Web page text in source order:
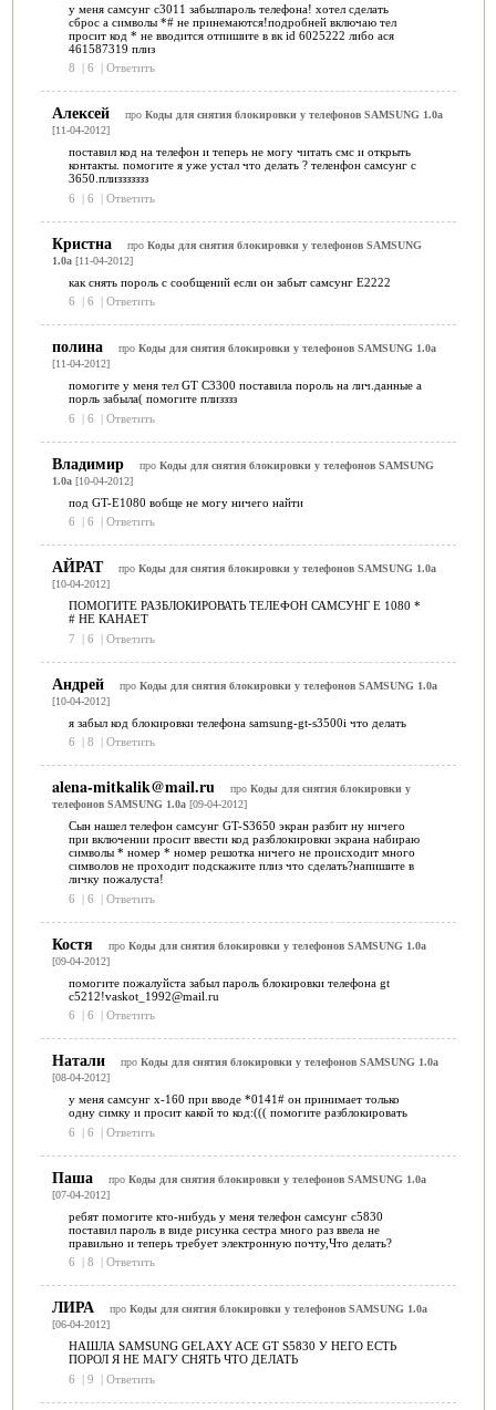
у меня самсунг с3011 забылпароль телефона! хотел сделать
сброс а символы *# не принемаются!подробней включаю тел
просит код * не вводится отпишите в вк id 6025222 либо ася
461587319 плиз
8
| 6 | Ответить
Алексей про Коды для снятия блокировки у телефонов SAMSUNG 1.0a
[11-04-2012]
поставил код на телефон и теперь не могу читать cмс и открыть
контакты. помогите я уже устал что делать ? теленфон самсунг с
3650.плиззззззз
6
| 6 | Ответить
Кристна про Коды для снятия блокировки у телефонов SAMSUNG
1.0a[11-04-2012]
как снять пороль с сообщений если он забыт самсунг Е2222
6
| 6 | Ответить
полина про Коды для снятия блокировки у телефонов SAMSUNG 1.0a
[11-04-2012]
помогите у меня тел GT C3300 поставила пороль на лич.данные а
порль забыла( помогите плизззз
6
| 6 | Ответить
Владимир про Коды для снятия блокировки у телефонов SAMSUNG
1.0a[10-04-2012]
под GT-E1080 вобще не могу ничего найти
6
| 6 | Ответить
АЙРАТ про Коды для снятия блокировки у телефонов SAMSUNG 1.0a
[10-04-2012]
ПОМОГИТЕ РАЗБЛОКИРОВАТЬ ТЕЛЕФОН САМСУНГ Е 1080 *
# НЕ КАНАЕТ
7
| 6 | Ответить
Андрей про Коды для снятия блокировки у телефонов SAMSUNG 1.0a
[10-04-2012]
я забыл код блокировки телефона samsung-gt-s3500i что делать
6
| 8 | Ответить
alena-mitkalik@mail.ru про Коды для снятия блокировки у
телефонов SAMSUNG 1.0a[09-04-2012]
Сын нашел телефон самсунг GT-S3650 экран разбит ну ничего
при включении просит ввести код разблокировки экрана набираю
символы * номер * номер решотка ничего не происходит много
символов не проходит подскажите плиз что сделать?напишите в
личку пожалуста!
6
| 6 | Ответить
Костя про Коды для снятия блокировки у телефонов SAMSUNG 1.0a
[09-04-2012]
помогите пожалуйста забыл пароль блокировки телефона gt
c5212!vaskot_1992@mail.ru
6
| 6 | Ответить
Натали про Коды для снятия блокировки у телефонов SAMSUNG 1.0a
[08-04-2012]
у меня самсунг х-160 при вводе *0141# он принимает только
одну симку и просит какой то код:((( помогите разблокировать
6
| 6 | Ответить
Паша про Коды для снятия блокировки у телефонов SAMSUNG 1.0a
[07-04-2012]
ребят помогите кто-нибудь у меня телефон самсунг с5830
поставил пароль в виде рисунка сестра много раз ввела не
правильно и теперь требует электронную почту,Что делать?
6
| 8 | Ответить
ЛИРА про Коды для снятия блокировки у телефонов SAMSUNG 1.0a
[06-04-2012]
НАШЛА SAMSUNG GELAXY ACE GT S5830 У НЕГО ЕСТЬ
ПОРОЛ Я НЕ МАГУ СНЯТЬ ЧТО ДЕЛАТЬ
6
| 9 | Ответить